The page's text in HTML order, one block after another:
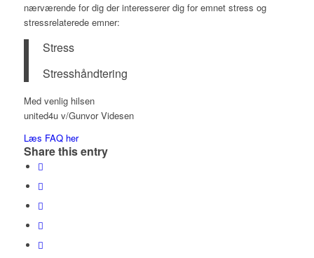
nærværende for dig der interesserer dig for emnet stress og
stressrelaterede emner:
Stress
Stresshåndtering
Med venlig hilsen
united4u v/Gunvor Videsen
Læs FAQ her
Share this entry